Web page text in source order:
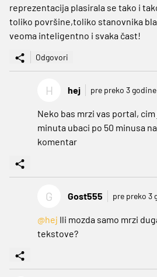
reprezentacija plasirala se tako i
toliko površine,toliko stanovnika
veoma inteligentno i svaka čast!
Odgovori
H hej pre preko 3 godine
Neko bas mrzi vas portal,
minuta ubaci po 50 minusa
komentar
G Gost555 pre preko 3
@hej Ili mozda samo mrzi
tekstove?